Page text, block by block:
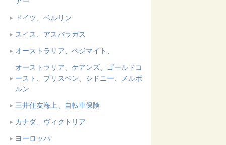
ドイツ、ベルリン
スイス、アスパラガス
オーストラリア、ベジマイト、
オーストラリア、ケアンズ、ゴールドコ
ースト、ブリスベン、シドニー、メルボ
ルン
三井住友海上、自転車保険
カナダ、ヴィクトリア
ヨーロッパ